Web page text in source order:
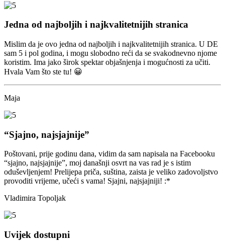
Jedna od najboljih i najkvalitetnijih stranica
Mislim da je ovo jedna od najboljih i najkvalitetnijih stranica. U DE
sam 5 i pol godina, i mogu slobodno reći da se svakodnevno njome
koristim. Ima jako širok spektar objašnjenja i mogućnosti za učiti.
Hvala Vam što ste tu! 😀
Maja
“Sjajno, najsjajnije”
Poštovani, prije godinu dana, vidim da sam napisala na Facebooku
“sjajno, najsjajnije”, moj današnji osvrt na vas rad je s istim
oduševljenjem! Prelijepa priča, suština, zaista je veliko zadovoljstvo
provoditi vrijeme, učeći s vama! Sjajni, najsjajniji! :*
Vladimira Topoljak
Uvijek dostupni